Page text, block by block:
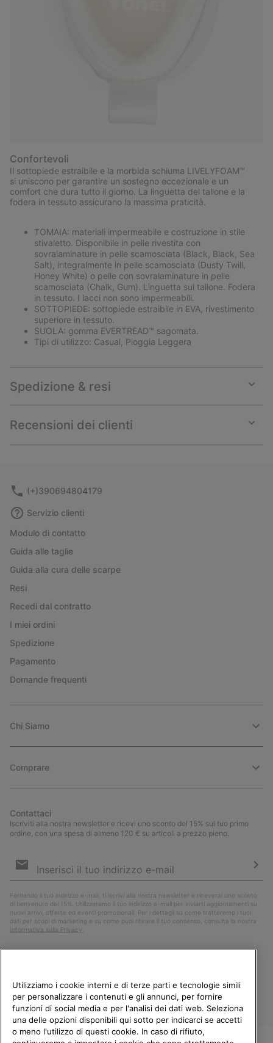
Confortevoli
Il sottopiede estraibile e la morbida schiuma LIVELYFOAM™
si uniscono per garantire un sostegno eccezionale e un
comfort che dura tutto il giorno. La linguetta del tallone e la
fodera in tessuto assicurano la massima praticità.
TOMAIA: materiali impermeabile e costruzione in stile
stivaletto. Disponibile in pelle rivestita con
sovralaminature in pelle scamosciata (Black, Black, Sea
Salt), integralmente in pelle scamosciata (Dusty Twill,
Honey White) o pelle con sovralaminature in pelle
scamosciata (Chalk, Gum). Linguetta sul tallone. Fodera
in tessuto. I lacci non sono impermeabili.
SOTTOPIEDE: sottopiede estraibile in EVA, rivestimento
superiore in tessuto.
SUOLA: gomma EVERTREAD™ sagomata.
Tipi di utilizzo: Casual, Pioggia Leggera
Spedizione & resi
or
Recensioni dei clienti
or
(+)390694804179
Servizio clienti
Modulo di contatto
Guida alle taglie
Guida alla cura delle scarpe
Resi
Recedi dal contratto
I miei ordini
Spedizione
Pagamento
Domande frequenti
Chi Siamo
Comprare
Contattaci
Iscriviti alla nostra newsletter e ricevi uno sconto del 15% sul tuo primo
ordine, con una spesa di almeno 120 € su articoli a prezzo pieno.
e-
Fornendo il tuo indirizzo e-mail, ti iscrivi alla nostra newsletter e riceverai uno sconto
di benvenuto del 15%. Utilizzeremo il tuo indirizzo e-mail per inviarti aggiornamenti su
nuovi arrivi, offerte ed eventi promozionali. Per i dettagli su come tratteremo i tuoi
dati per scopi di marketing e su come puoi ritirare il tuo consenso, consulta la nostra
Informativa sulla Privacy.
Utilizziamo i cookie interni e di terze parti e tecnologie simili
per personalizzare i contenuti e gli annunci, per fornire
funzioni di social media e per l'analisi dei dati web. Seleziona
una delle opzioni disponibili qui sotto per indicarci se accetti
o meno l'utilizzo di questi cookie. In caso di rifiuto,